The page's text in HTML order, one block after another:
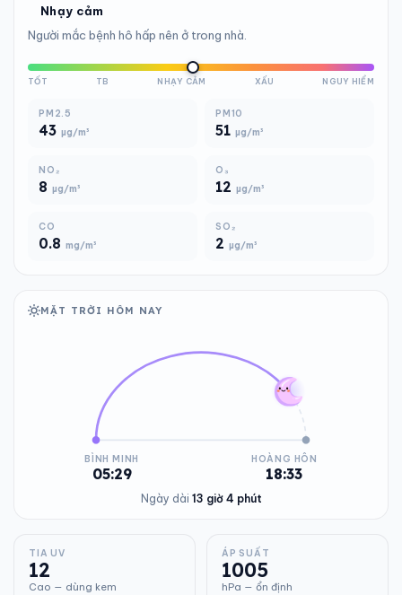
Nhạy cảm
Người mắc bệnh hô hấp nên ở trong nhà.
TỐT TB NHẠY CẢM XẤU NGUY HIỂM
PM2.5
43 µg/m³
PM10
51 µg/m³
NO₂
8 µg/m³
O₃
12 µg/m³
CO
0.8 mg/m³
SO₂
2 µg/m³
MẶT TRỜI HÔM NAY
BÌNH MINH
05:29
HOÀNG HÔN
18:33
Ngày dài 13 giờ 4 phút
TIA UV
12
Cao — dùng kem
ÁP SUẤT
1005
hPa — ổn định